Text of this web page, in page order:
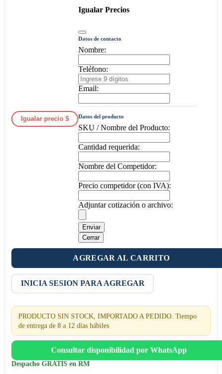
Igualar precio $
Igualar Precios
Datos de contacto
Nombre:
Teléfono:
Email:
Datos del producto
SKU / Nombre del Producto:
Cantidad requerida:
Nombre del Competidor:
Precio competidor (con IVA):
Adjuntar cotización o archivo:
Enviar
Cerrar
AGREGAR AL CARRITO
INICIA SESION PARA AGREGAR
PRODUCTO SIN STOCK, IMPORTADO A PEDIDO. Tiempo
de entrega de 8 a 12 días hábiles
Consultar disponibilidad por WhatsApp
Despacho GRATIS en RM